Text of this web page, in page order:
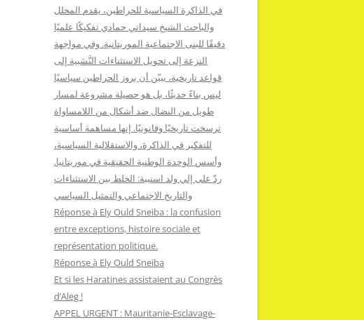
في الذاكرة السياسية للحراطين، يقدم المحلل
والباحث الشيخ سيداتي حمادي تفكيكًا علميًا
دقيقًا للبنى الاجتماعية الموريتانية. وفي مواجهة
النزعة إلى تحويل الاستثناءات النَّسَبية إلى
قواعد تاريخية، يبيّن أن بروز الحراطين سياسيًا
ليس بناءً حديثًا، بل هو حصيلة مشروعة لمسار
طويل من النضال ضد أشكال من اللامساواة
ترسخت تاريخيًا وقانونيًا. إنها مساهمة أساسية
للتفكير في الذاكرة، والاستقلالية السياسية،
وأسس الوحدة الوطنية الحقيقية في موريتانيا.
ردّ على إلي ولد اسنيبة: الخلط بين الاستثناءات
والتاريخ الاجتماعي والتمثيل السياسي
Réponse à Ely Ould Sneiba : la confusion
entre exceptions, histoire sociale et
représentation politique.
Réponse à Ely Ould Sneiba
Et si les Haratines assistaient au Congrès
d’Aleg !
APPEL URGENT : Mauritanie-Esclavage-